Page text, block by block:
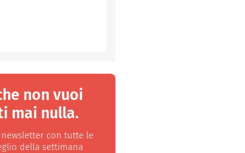
non vuoi
mai nulla.
con tutte le
della settimana